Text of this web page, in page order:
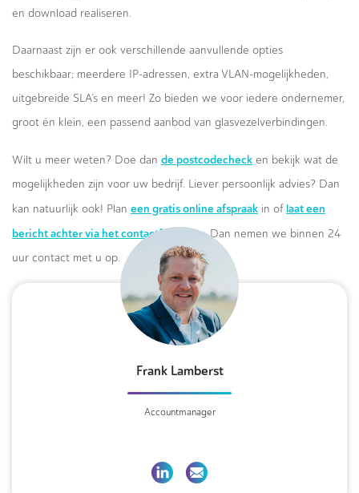
en download realiseren.
Daarnaast zijn er ook verschillende aanvullende opties
beschikbaar; meerdere IP-adressen, extra VLAN-mogelijkheden,
uitgebreide SLA’s en meer! Zo bieden we voor iedere ondernemer,
groot én klein, een passend aanbod van glasvezelverbindingen.
Wilt u meer weten? Doe dan de postcodecheck en bekijk wat de
mogelijkheden zijn voor uw bedrijf. Liever persoonlijk advies? Dan
kan natuurlijk ook! Plan een gratis online afspraak in of laat een
bericht achter via het contactformulier.Dan nemen we binnen 24
uur contact met u op.
Frank Lamberst
Accountmanager